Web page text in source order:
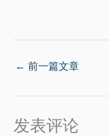
← 前一篇文章
发表评论